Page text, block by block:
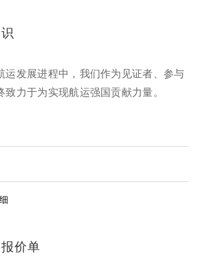
运发展进程中，我们作为见证者、参与
致力于为实现航运强国贡献力量。
价单